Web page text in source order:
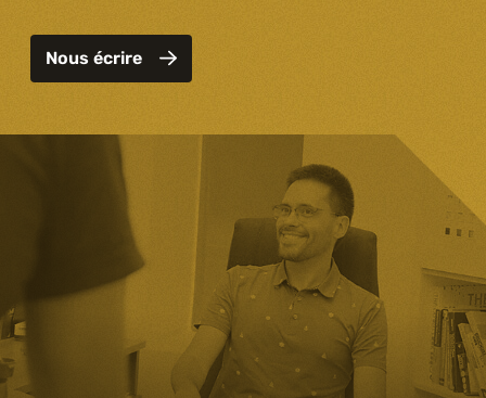
Nous écrire